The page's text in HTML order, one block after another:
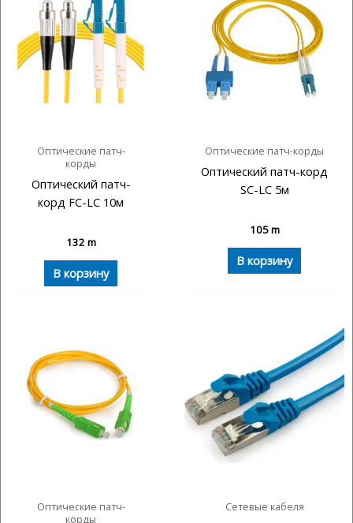
Оптические патч-
корды
Оптический патч-
корд FC-LC 10м
132 m
В корзину
Оптические патч-корды
Оптический патч-корд
SC-LC 5м
105m
В корзину
Оптические патч-
корды
Сетевые кабеля